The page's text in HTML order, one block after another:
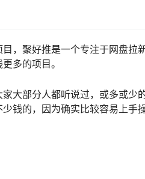
，聚好推是一个专注于网盘拉
多的项目。
大部分人都听说过，或多或少
钱的，因为确实比较容易上手